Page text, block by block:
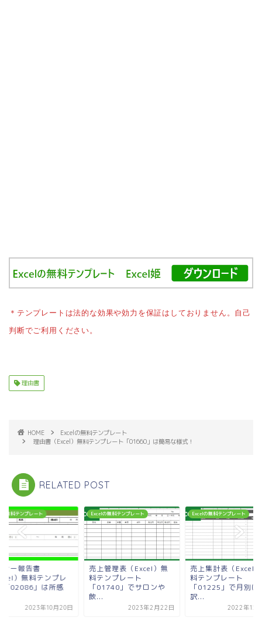
＊テンプレートは法的な効果や効力を保証はしておりません。自己
判断でご利用ください。
理由書
HOME
Excelの無料テンプレート
理由書（Excel）無料テンプレート「01660」は簡易な様式！
RELATED POST
無料テンプレート
ナー報告書
）無料テンプレ
「02086」は所感
2023年10月20日
Excelの無料テンプレート
売上管理表（Excel）無
料テンプレート
「01740」でサロンや
飲...
2023年2月22日
Excelの無料テンプレート
売上集計表（Excel
料テンプレート
「01225」で月別に
訳...
2022年12